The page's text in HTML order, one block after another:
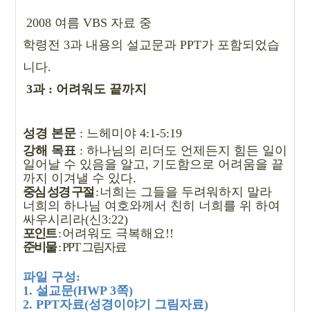
2008 여름 VBS 자료 중
학령전 3과 내용의 설교문과 PPT가 포함되었습
니다.
3과 : 어려워도 끝까지
성경 본문 : 느헤미야 4:1-5:19
강해 목표 : 하나님의 리더도 언제든지 힘든 일이
일어날 수 있음을 알고 , 기도함으로 어려움을 끝
까지 이겨낼 수 있다.
중심 성경 구절 : 너희는 그들을 두려워하지 말라
너희의 하나님 여호와께서 친히 너희를 위 하여
싸우시리라(신3:22)
포인트 :어려워도 극복해요 !!
준비물 : PPT 그림자료
파일 구성:
1. 설교문(HWP 3쪽)
2. PPT자료(성경이야기 그림자료)